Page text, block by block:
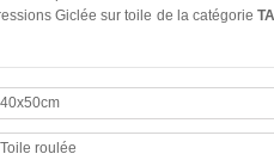
Giclée sur toile de la catégorie
40x50cm
Toile roulée